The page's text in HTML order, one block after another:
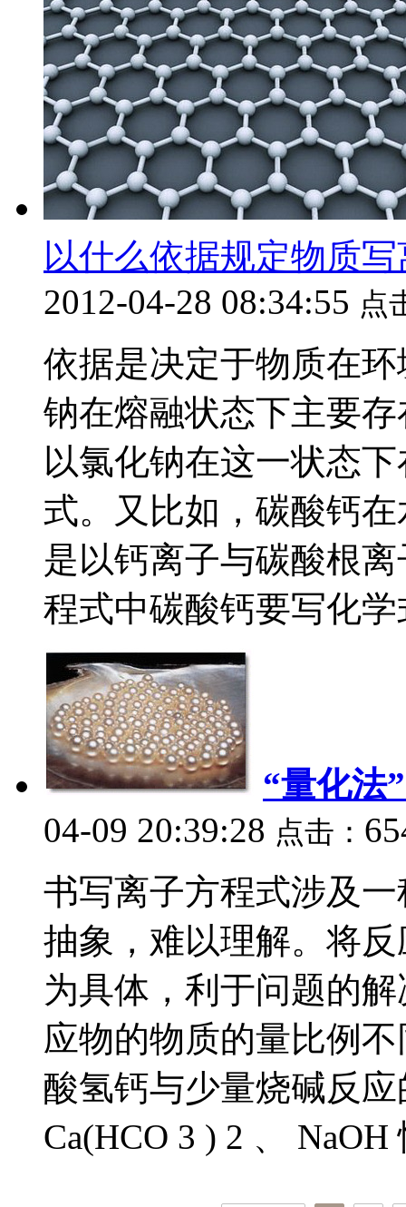
以什么依据规定物质
2012-04-28 08:34:55 点
依据是决定于物质在
钠在熔融状态下主要
以氯化钠在这一状态
式。又比如，碳酸钙
是以钙离子与碳酸根
程式中碳酸钙要写化学
“量化法
04-09 20:39:28 点击：
书写离子方程式涉及
抽象，难以理解。将
为具体，利于问题的
应物的物质的量比例
酸氢钙与少量烧碱反
Ca(HCO 3 ) 2 、 NaOH